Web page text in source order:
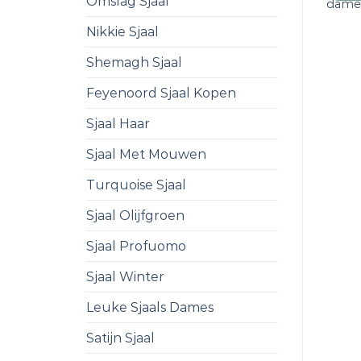
Nikkie Sjaal
Shemagh Sjaal
Feyenoord Sjaal Kopen
Sjaal Haar
Sjaal Met Mouwen
Turquoise Sjaal
Sjaal Olijfgroen
Sjaal Profuomo
Sjaal Winter
Leuke Sjaals Dames
Satijn Sjaal